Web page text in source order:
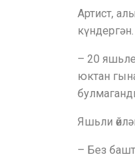
Артист,
күндергән.
– 20
юктан
Яшьли
– Без